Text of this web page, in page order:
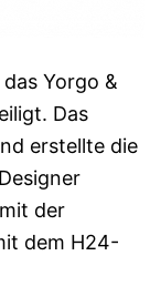
Yorgo &
Das
erstellte die
der
dem H24-